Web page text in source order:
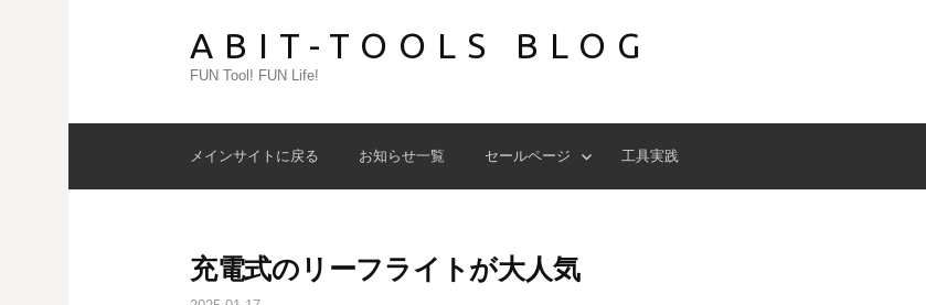
キ
ABIT-TOOLS BLOG
FUN Tool! FUN Life!
メインサイトに戻る お知らせ一覧 セールページ 工具実践
充電式のリーフライトが大人気